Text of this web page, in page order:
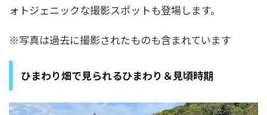
ォトジェニックな撮影スポットも登場します。
※写真は過去に撮影されたものも含まれています
ひまわり畑で見られるひまわり＆見頃時期